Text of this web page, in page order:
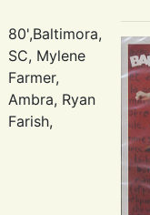
80',Baltimora,
SC, Mylene
Farmer,
Ambra, Ryan
Farish,